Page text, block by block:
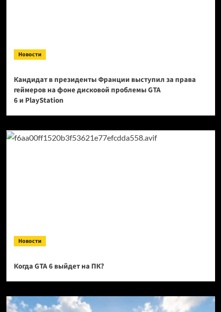
Новости
Кандидат в президенты Франции выступил за права
геймеров на фоне дисковой проблемы GTA
6 и PlayStation
Новости
Когда GTA 6 выйдет на ПК?